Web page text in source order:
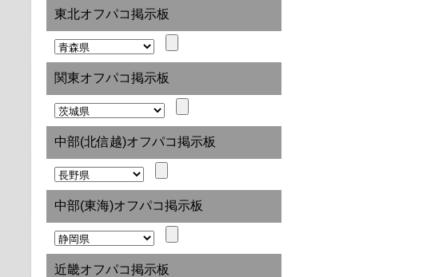
東北オフパコ掲示板
関東オフパコ掲示板
中部(北信越)オフパコ掲示板
中部(東海)オフパコ掲示板
近畿オフパコ掲示板